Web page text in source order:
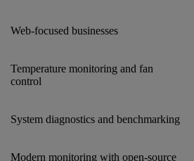
Web-focused businesses
Temperature monitoring and fan
control
System diagnostics and benchmarking
Modern monitoring with open-source